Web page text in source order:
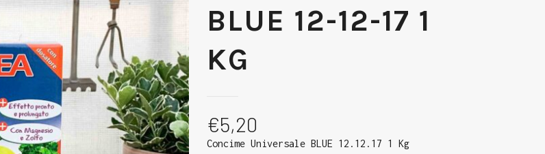
BLUE 12-12-17 1
KG
€5,20
Concime Universale BLUE 12.12.17 1 Kg